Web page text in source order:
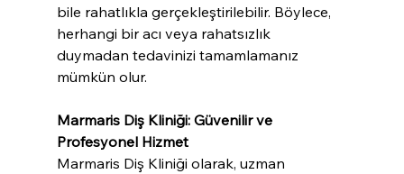
bile rahatlıkla gerçekleştirilebilir. Böylece,
herhangi bir acı veya rahatsızlık
duymadan tedavinizi tamamlamanız
mümkün olur.
Marmaris Diş Kliniği: Güvenilir ve
Profesyonel Hizmet
Marmaris Diş Kliniği olarak, uzman